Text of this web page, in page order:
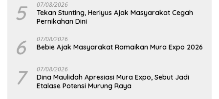
5 07/08/2026
Tekan Stunting, Heriyus Ajak Masyarakat Cegah
Pernikahan Dini
6 07/08/2026
Bebie Ajak Masyarakat Ramaikan Mura Expo 2026
7 07/08/2026
Dina Maulidah Apresiasi Mura Expo, Sebut Jadi
Etalase Potensi Murung Raya